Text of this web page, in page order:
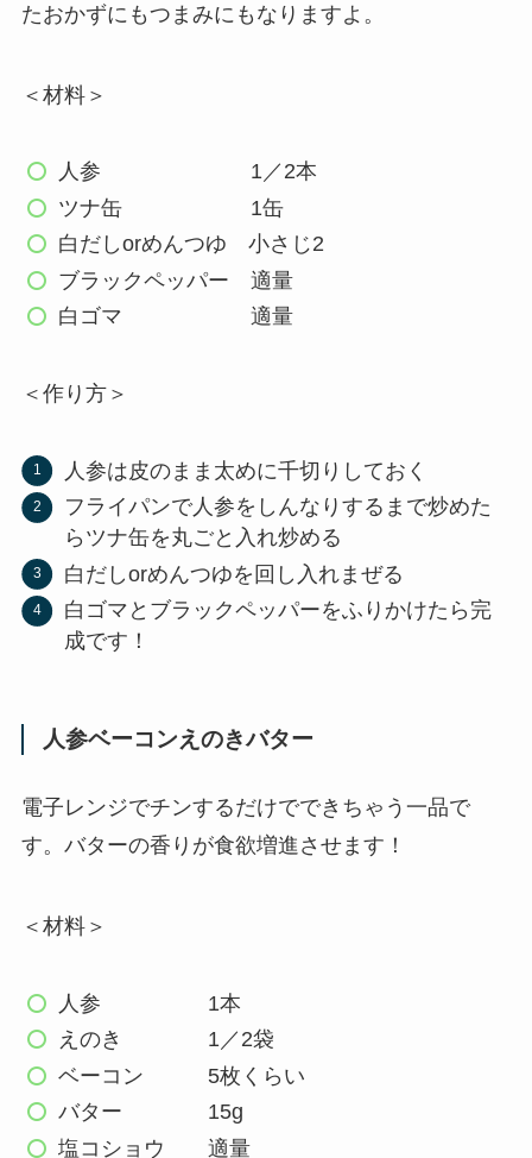
たおかずにもつまみにもなりますよ。
＜材料＞
人参 1／2本
ツナ缶 1缶
白だしorめんつゆ 小さじ2
ブラックペッパー 適量
白ゴマ 適量
＜作り方＞
人参は皮のまま太めに千切りしておく
フライパンで人参をしんなりするまで炒めた
らツナ缶を丸ごと入れ炒める
白だしorめんつゆを回し入れまぜる
白ゴマとブラックペッパーをふりかけたら完
成です！
人参ベーコンえのきバター
電子レンジでチンするだけでできちゃう一品で
す。バターの香りが食欲増進させます！
＜材料＞
人参 1本
えのき 1／2袋
ベーコン 5枚くらい
バター 15g
塩コショウ 適量